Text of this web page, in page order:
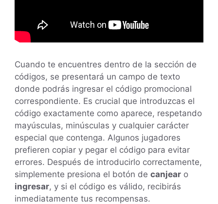
Cuando te encuentres dentro de la sección de
códigos, se presentará un campo de texto
donde podrás ingresar el código promocional
correspondiente. Es crucial que introduzcas el
código exactamente como aparece, respetando
mayúsculas, minúsculas y cualquier carácter
especial que contenga. Algunos jugadores
prefieren copiar y pegar el código para evitar
errores. Después de introducirlo correctamente,
simplemente presiona el botón de canjear o
ingresar, y si el código es válido, recibirás
inmediatamente tus recompensas.